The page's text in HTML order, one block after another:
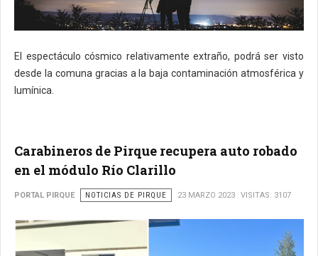
El espectáculo cósmico relativamente extraño, podrá ser visto
desde la comuna gracias a la baja contaminación atmosférica y
lumínica.
Carabineros de Pirque recupera auto robado
en el módulo Río Clarillo
PORTAL PIRQUE NOTICIAS DE PIRQUE 23 MARZO 2023 VISITAS: 3107